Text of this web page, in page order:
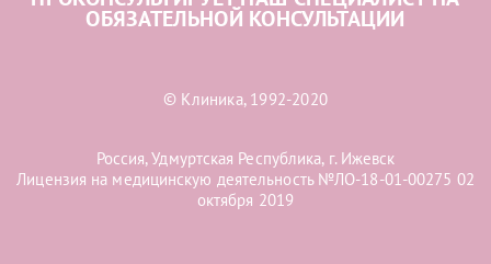
ОБЯЗАТЕЛЬНОЙ КОНСУЛЬТАЦИИ
© Клиника, 1992-2020
Россия, Удмуртская Республика, г. Ижевск
Лицензия на медицинскую деятельность №ЛО-18-01-00275 02
октября 2019